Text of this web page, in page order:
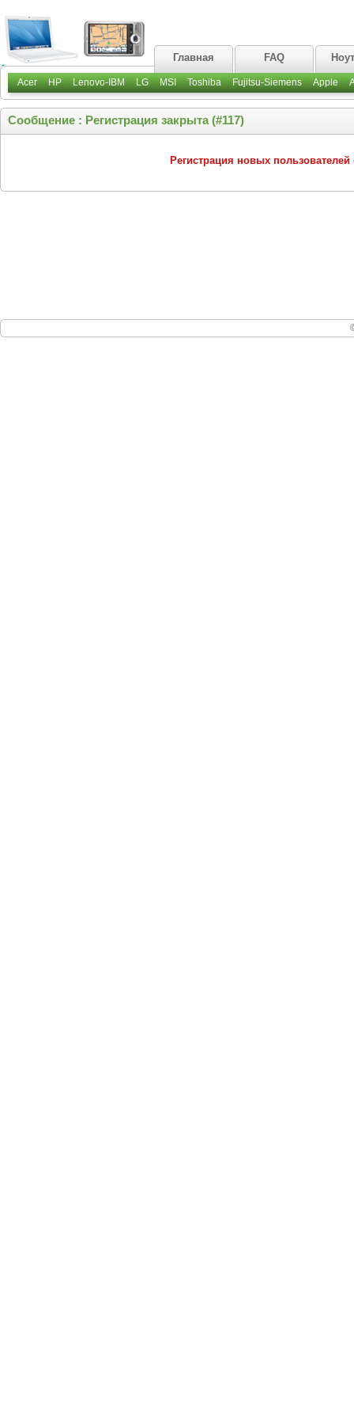
Главная FAQ
Acer HP Lenovo-IBM LG MSI Toshiba Fujitsu-Siemens Apple
Сообщение : Регистрация закрыта (#117)
Регистрация новых